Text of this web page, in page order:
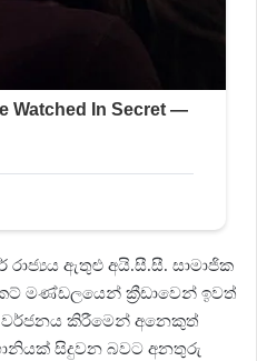
රාජ්‍යය ඇතුළු අයි.සී.සී. සාමාජික
මණ්ඩලයෙන් ක්‍රීඩාවෙන් ඉවත්
කිරීමෙන් අනෙකුත්
සිදුවන බවට අනතුරු